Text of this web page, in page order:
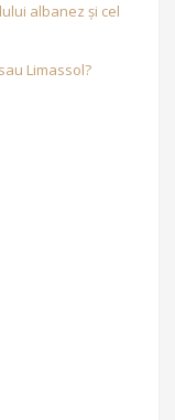
albanez și cel
Limassol?